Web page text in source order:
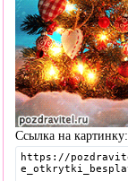
Ссылка на картинку: